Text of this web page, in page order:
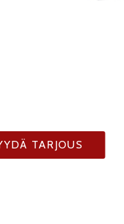
TARJOUS